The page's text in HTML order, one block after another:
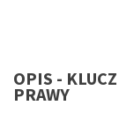
OPIS -
PRAWY